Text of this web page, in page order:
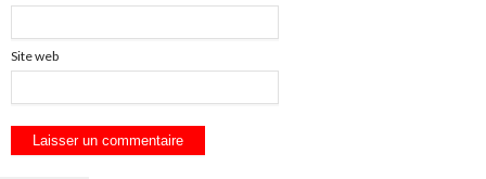
Site web